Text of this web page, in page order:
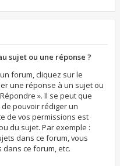
sujet ou une réponse ?
forum, cliquez sur le
une réponse à un sujet ou
». Il se peut que
pouvoir rédiger un
de vos permissions est
du sujet. Par exemple :
dans ce forum, vous
ce forum, etc.